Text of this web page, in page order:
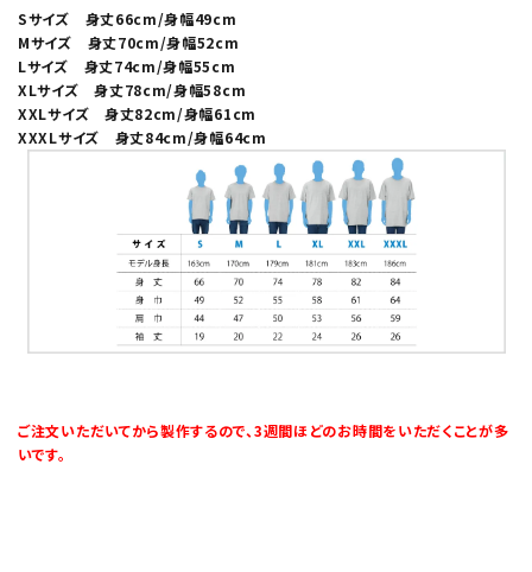
Sサイズ 身丈66cm/身幅49cm
Mサイズ 身丈70cm/身幅52cm
Lサイズ 身丈74cm/身幅55cm
XLサイズ 身丈78cm/身幅58cm
XXLサイズ 身丈82cm/身幅61cm
XXXLサイズ 身丈84cm/身幅64cm
ご注文いただいてから製作するので、3週間ほどのお時間をいただくことが多
いです。